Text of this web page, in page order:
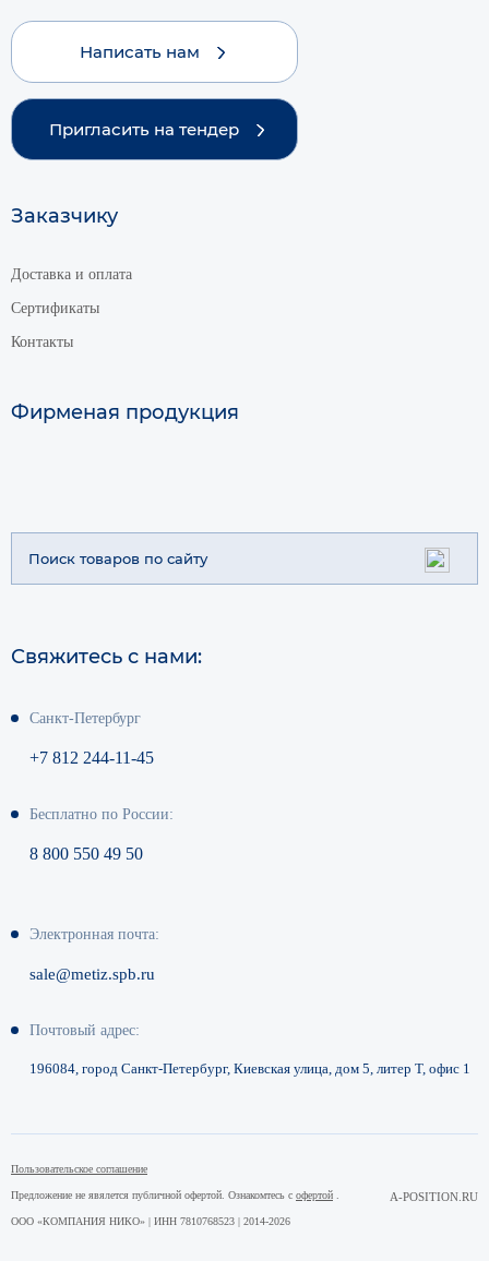
Написать нам
Пригласить на тендер
Заказчику
Доставка и оплата
Сертификаты
Контакты
Фирменая продукция
Свяжитесь с нами:
Санкт-Петербург
+7 812 244-11-45
Бесплатно по России:
8 800 550 49 50
Электронная почта:
sale@metiz.spb.ru
Почтовый адрес:
196084, город Санкт-Петербург, Киевская улица, дом 5, литер Т, офис 1
Пользовательское соглашение
Предложение не явялется публичной офертой. Ознакомтесь с офертой
ООО «КОМПАНИЯ НИКО» | ИНН 7810768523 | 2014-2026
A-POSITION.RU